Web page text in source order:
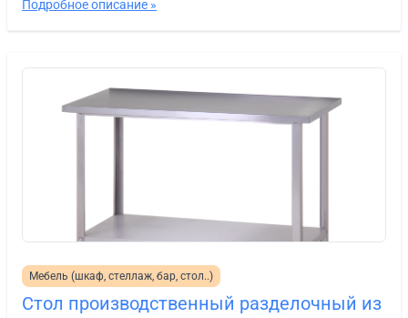
Подробное описание »
Мебель (шкаф, стеллаж, бар, стол..)
Стол производственный разделочный из